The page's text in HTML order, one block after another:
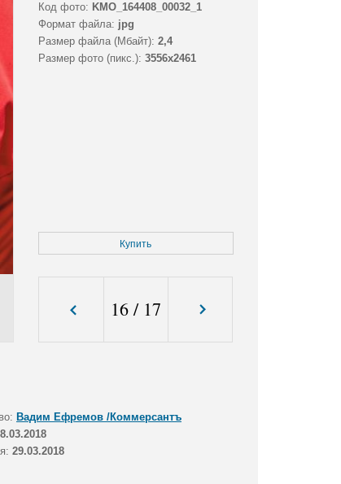
Код фото: KMO_164408_00032_1
Формат файла: jpg
Размер файла (Мбайт): 2,4
Размер фото (пикс.): 3556x2461
Купить
16/ 17
Вадим Ефремов /Коммерсантъ
29.03.2018